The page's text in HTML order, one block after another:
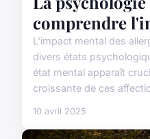
comprendre
L'impact mental des
divers états
état mental apparaît
croissante de ces
10 avril 2025